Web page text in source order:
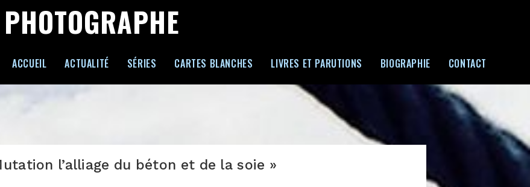
ACCUEIL ACTUALITÉ SÉRIES CARTES BLANCHES LIVRES ET PARUTIONS BIOGRAPHIE CONTACT
l’alliage du béton et de la soie »